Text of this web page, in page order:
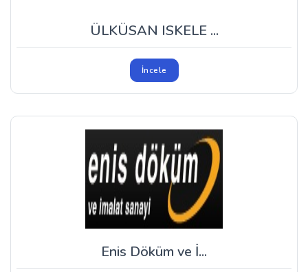
ÜLKÜSAN ISKELE ...
İncele
Enis Döküm ve İ...